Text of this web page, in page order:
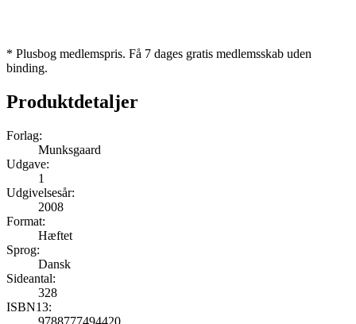
* Plusbog medlemspris. Få 7 dages gratis medlemsskab uden
binding.
Produktdetaljer
Forlag:
Munksgaard
Udgave:
1
Udgivelsesår:
2008
Format:
Hæftet
Sprog:
Dansk
Sideantal:
328
ISBN13:
9788777494420